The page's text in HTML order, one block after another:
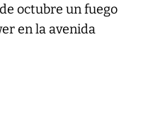
octubre un fuego
en la avenida